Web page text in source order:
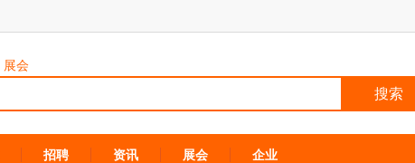
展会
招聘 资讯 展会 企业